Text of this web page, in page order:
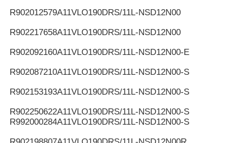
R902012579A11VLO190DRS/11L-NSD12N00
R902217658A11VLO190DRS/11L-NSD12N00
R902092160A11VLO190DRS/11L-NSD12N00-E
R902087210A11VLO190DRS/11L-NSD12N00-S
R902153193A11VLO190DRS/11L-NSD12N00-S
R902250622A11VLO190DRS/11L-NSD12N00-S
R992000284A11VLO190DRS/11L-NSD12N00-S